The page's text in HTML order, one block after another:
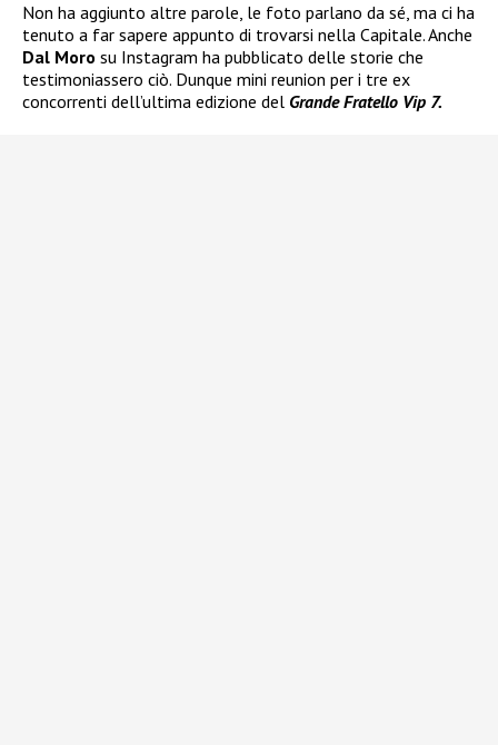
Non ha aggiunto altre parole, le foto parlano da sé, ma ci ha
tenuto a far sapere appunto di trovarsi nella Capitale. Anche
Dal Moro su Instagram ha pubblicato delle storie che
testimoniassero ciò. Dunque mini reunion per i tre ex
concorrenti dell’ultima edizione del Grande Fratello Vip 7.